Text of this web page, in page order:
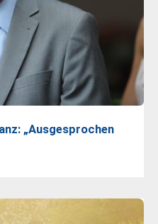
„Ausgesprochen